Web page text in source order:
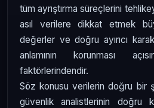
tüm ayrıştırma süreçlerini
asıl verilere dikkat etmek
değerler ve doğru ayırıcı
anlamının korunması
faktörlerindendir.
Söz konusu verilerin doğru bir
güvenlik analistlerinin doğru